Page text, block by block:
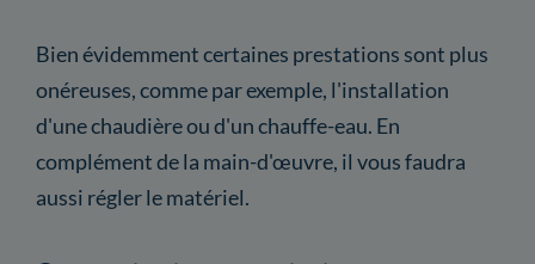
Bien évidemment certaines prestations sont plus
onéreuses, comme par exemple, l'installation
d'une chaudière ou d'un chauffe-eau. En
complément de la main-d'œuvre, il vous faudra
aussi régler le matériel.